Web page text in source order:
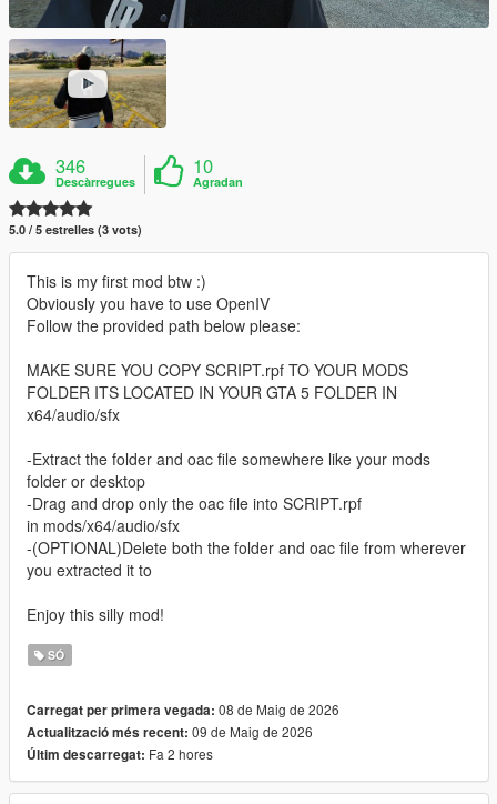
346
Descàrregues
10
Agradan
5.0 / 5 estrelles (3 vots)
This is my first mod btw :)
Obviously you have to use OpenIV
Follow the provided path below please:
MAKE SURE YOU COPY SCRIPT.rpf TO YOUR MODS
FOLDER ITS LOCATED IN YOUR GTA 5 FOLDER IN
x64/audio/sfx
-Extract the folder and oac file somewhere like your mods
folder or desktop
-Drag and drop only the oac file into SCRIPT.rpf
in mods/x64/audio/sfx
-(OPTIONAL)Delete both the folder and oac file from wherever
you extracted it to
Enjoy this silly mod!
SÓ
Carregat per primera vegada: 08 de Maig de 2026
Actualització més recent: 09 de Maig de 2026
Últim descarregat: Fa 2 hores